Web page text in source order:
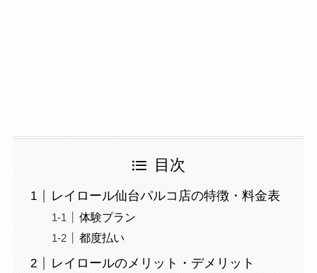
目次
レイロール仙台パルコ店の特徴・料金表
体験プラン
都度払い
レイロールのメリット・デメリット